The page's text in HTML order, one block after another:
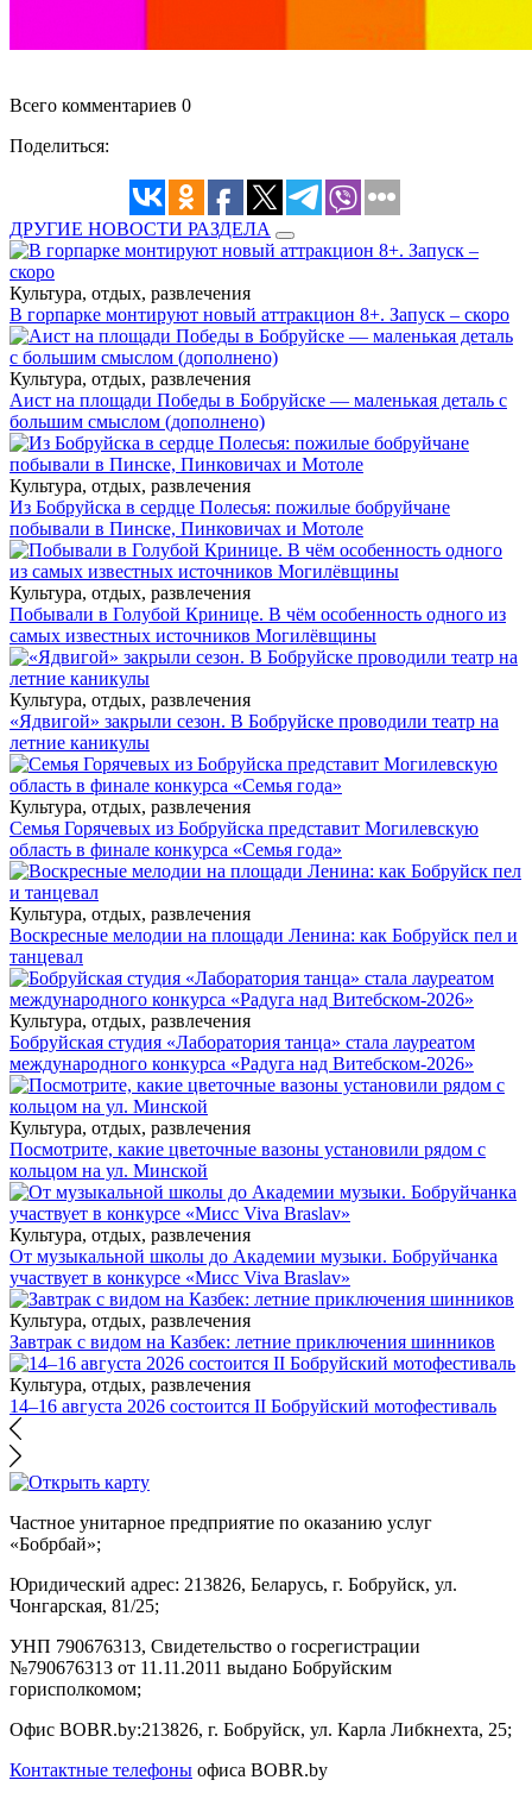
Всего комментариев 0
Поделиться:
ДРУГИЕ НОВОСТИ РАЗДЕЛА
Культура, отдых, развлечения
В горпарке монтируют новый аттракцион 8+. Запуск – скоро
Культура, отдых, развлечения
Аист на площади Победы в Бобруйске — маленькая деталь с
большим смыслом (дополнено)
Культура, отдых, развлечения
Из Бобруйска в сердце Полесья: пожилые бобруйчане
побывали в Пинске, Пинковичах и Мотоле
Культура, отдых, развлечения
Побывали в Голубой Кринице. В чём особенность одного из
самых известных источников Могилёвщины
Культура, отдых, развлечения
«Ядвигой» закрыли сезон. В Бобруйске проводили театр на
летние каникулы
Культура, отдых, развлечения
Семья Горячевых из Бобруйска представит Могилевскую
область в финале конкурса «Семья года»
Культура, отдых, развлечения
Воскресные мелодии на площади Ленина: как Бобруйск пел и
танцевал
Культура, отдых, развлечения
Бобруйская студия «Лаборатория танца» стала лауреатом
международного конкурса «Радуга над Витебском-2026»
Культура, отдых, развлечения
Посмотрите, какие цветочные вазоны установили рядом с
кольцом на ул. Минской
Культура, отдых, развлечения
От музыкальной школы до Академии музыки. Бобруйчанка
участвует в конкурсе «Мисс Viva Braslav»
Культура, отдых, развлечения
Завтрак с видом на Казбек: летние приключения шинников
Культура, отдых, развлечения
14–16 августа 2026 состоится II Бобруйский мотофестиваль
Частное унитарное предприятие по оказанию услуг
«Бобрбай»;
Юридический адрес: 213826, Беларусь, г. Бобруйск, ул.
Чонгарская, 81/25;
УНП 790676313, Свидетельство о госрегистрации
№790676313 от 11.11.2011 выдано Бобруйским
горисполкомом;
Офис BOBR.by:213826, г. Бобруйск, ул. Карла Либкнехта, 25;
Контактные телефоны офиса BOBR.by